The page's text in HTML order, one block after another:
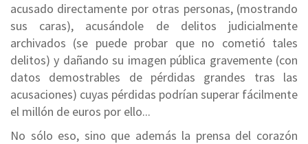
acusado directamente por otras personas, (mostrando
sus caras), acusándole de delitos judicialmente
archivados (se puede probar que no cometió tales
delitos) y dañando su imagen pública gravemente (con
datos demostrables de pérdidas grandes tras las
acusaciones) cuyas pérdidas podrían superar fácilmente
el millón de euros por ello...
No sólo eso, sino que además la prensa del corazón